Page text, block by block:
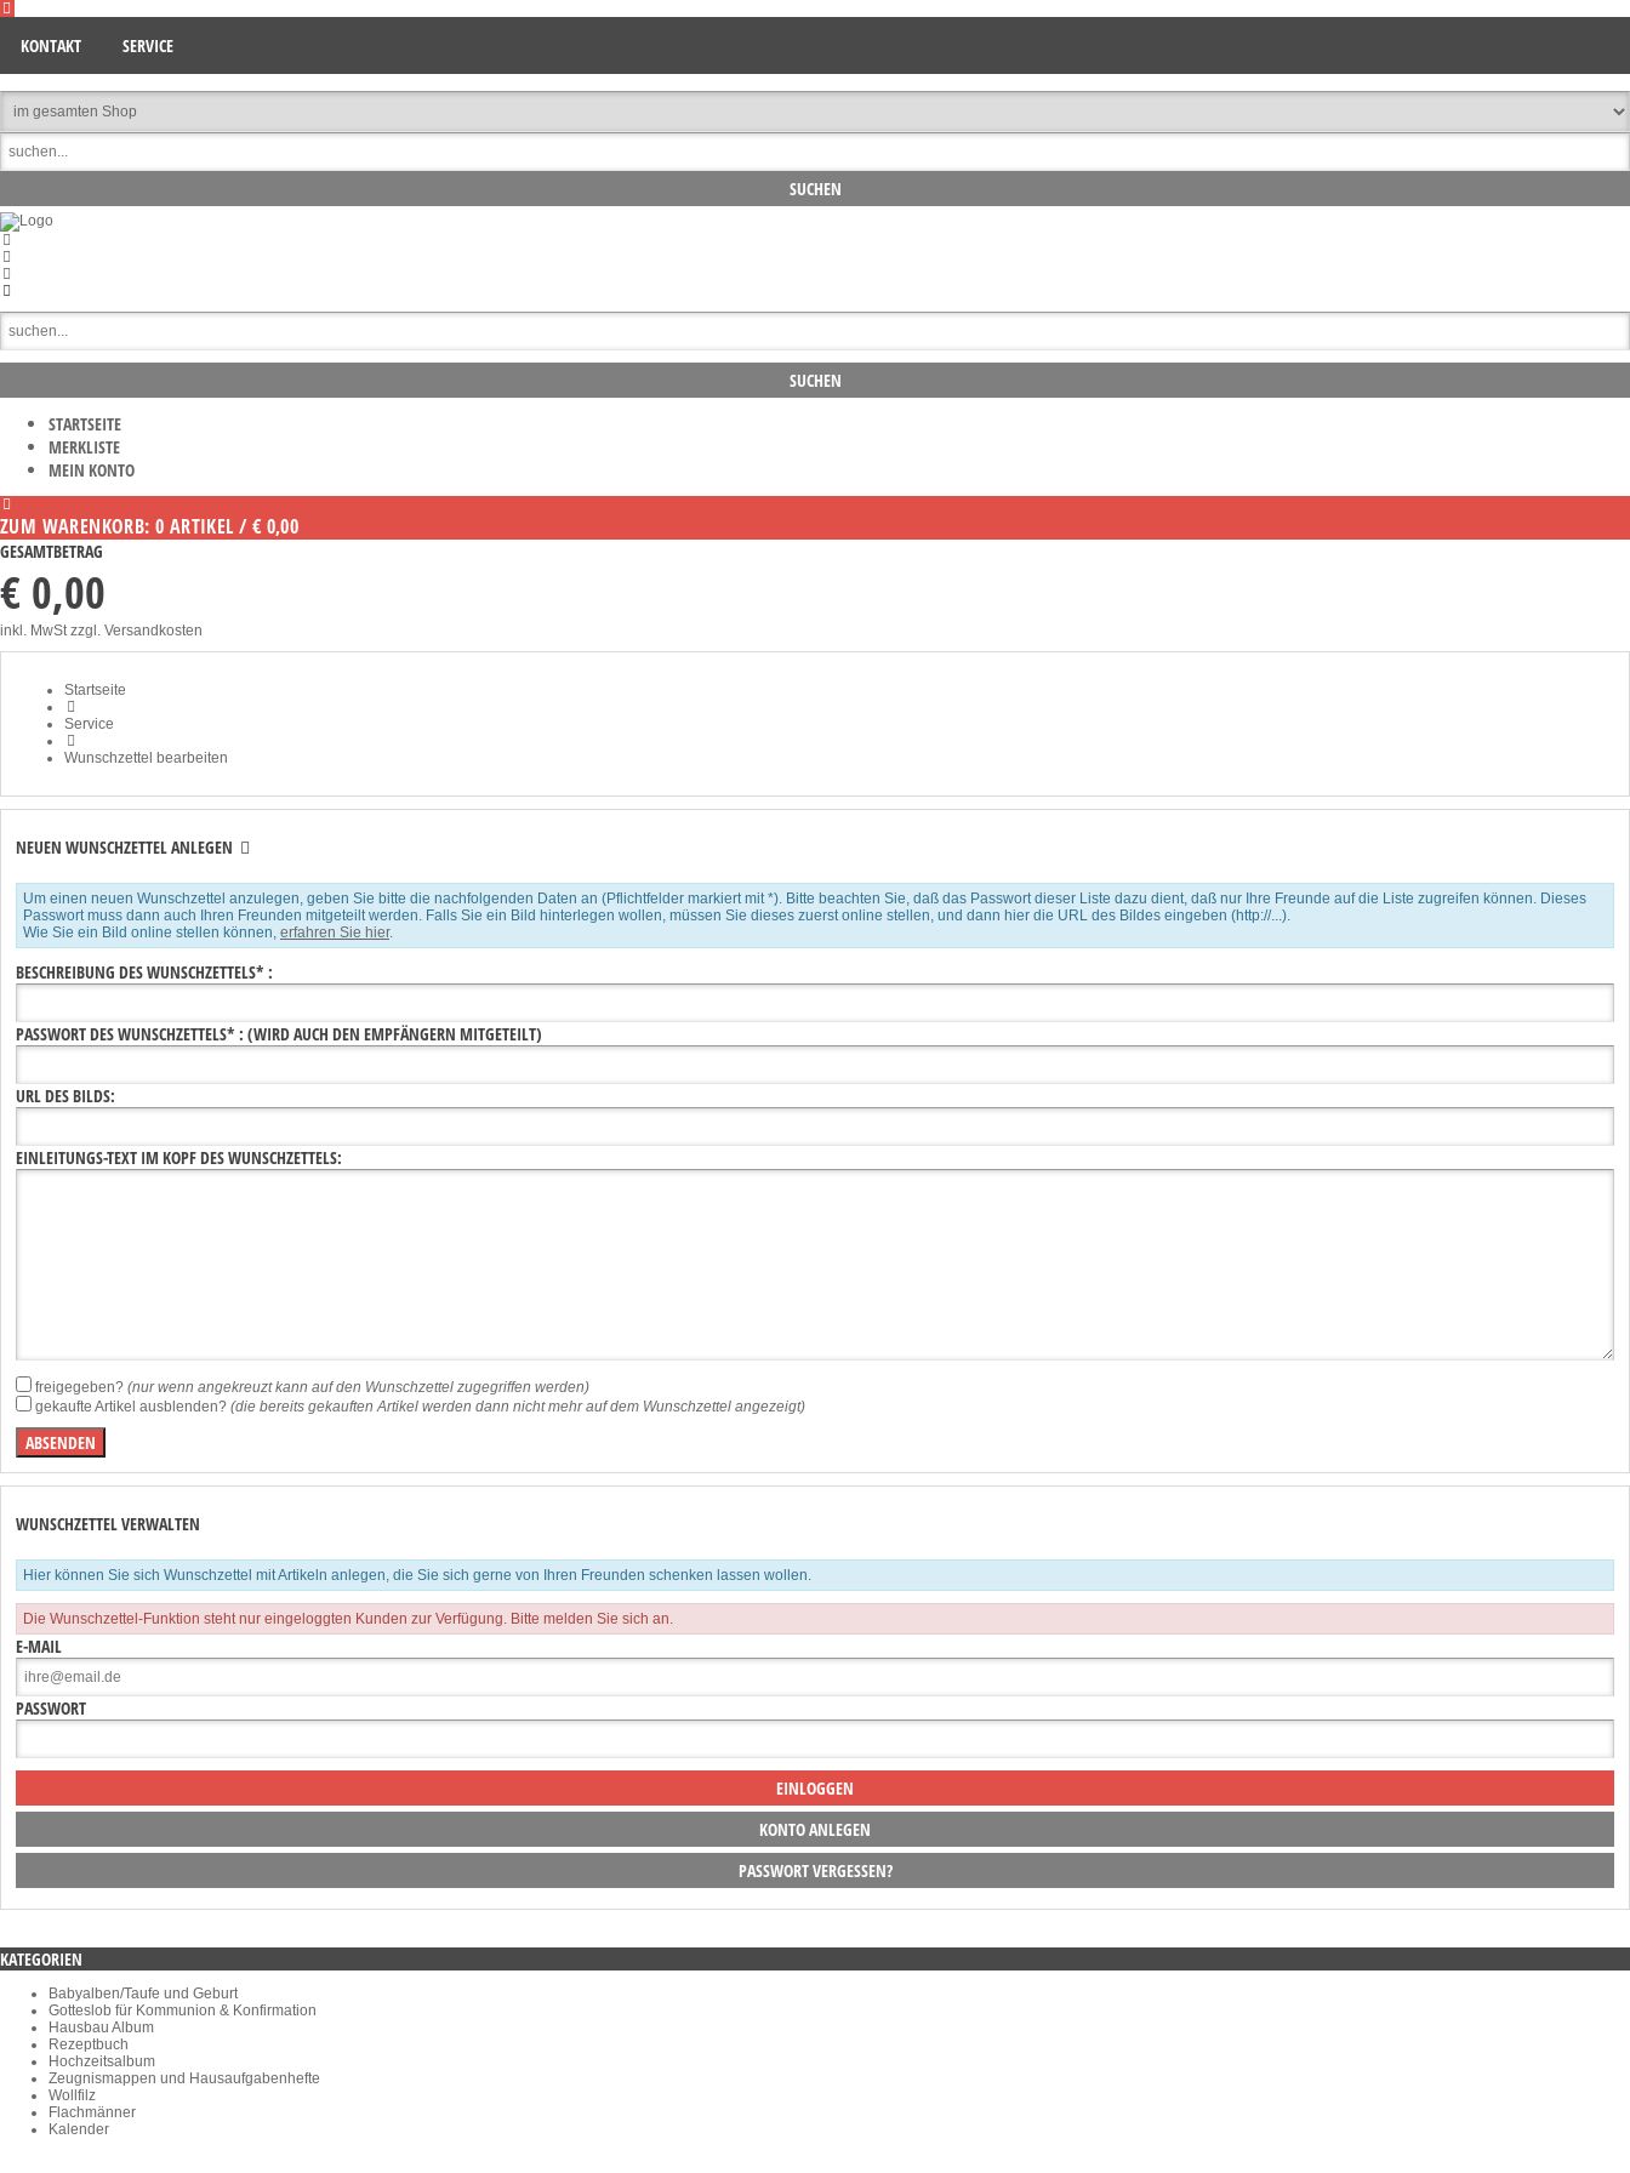
KONTAKT SERVICE
STARTSEITE
MERKLISTE
MEIN KONTO
ZUM WARENKORB: 0 ARTIKEL / € 0,00
GESAMTBETRAG
€ 0,00
inkl. MwStzzgl. Versandkosten
Startseite
Service
Wunschzettel bearbeiten
NEUEN WUNSCHZETTEL ANLEGEN
Um einen neuen Wunschzettel anzulegen, geben Sie bitte die nachfolgenden Daten an (Pflichtfelder markiert mit *). Bitte beachten Sie, daß das Passwort dieser Liste dazu dient, daß nur Ihre Freunde auf die Liste zugreifen können. Dieses
Passwort muss dann auch Ihren Freunden mitgeteilt werden. Falls Sie ein Bild hinterlegen wollen, müssen Sie dieses zuerst online stellen, und dann hier die URL des Bildes eingeben (http://...).
Wie Sie ein Bild online stellen können, erfahren Sie hier.
BESCHREIBUNG DES WUNSCHZETTELS* :
PASSWORT DES WUNSCHZETTELS* : (WIRD AUCH DEN EMPFÄNGERN MITGETEILT)
URL DES BILDS:
EINLEITUNGS-TEXT IM KOPF DES WUNSCHZETTELS:
freigegeben? (nur wenn angekreuzt kann auf den Wunschzettel zugegriffen werden)
gekaufte Artikel ausblenden? (die bereits gekauften Artikel werden dann nicht mehr auf dem Wunschzettel angezeigt)
WUNSCHZETTEL VERWALTEN
Hier können Sie sich Wunschzettel mit Artikeln anlegen, die Sie sich gerne von Ihren Freunden schenken lassen wollen.
Die Wunschzettel-Funktion steht nur eingeloggten Kunden zur Verfügung. Bitte melden Sie sich an.
E-MAIL
PASSWORT
KONTO ANLEGEN
PASSWORT VERGESSEN?
KATEGORIEN
Babyalben/Taufe und Geburt
Gotteslob für Kommunion & Konfirmation
Hausbau Album
Rezeptbuch
Hochzeitsalbum
Zeugnismappen und Hausaufgabenhefte
Wollfilz
Flachmänner
Kalender